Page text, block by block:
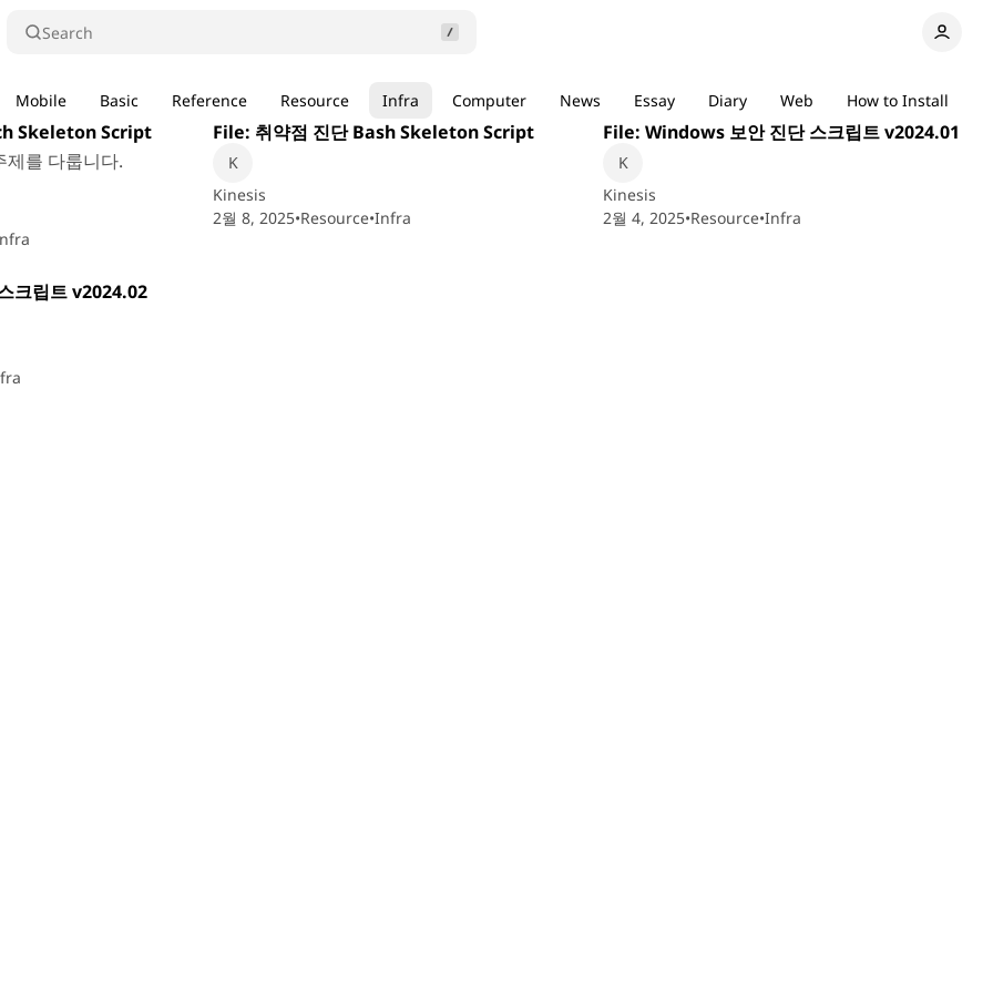
Search
Mobile Basic Reference Resource Infra Computer News Essay Diary Web How to Install
를 다룹니다.
Posts
6 min read
Skeleton Script
4 min read
File: 취약점 진단 Bash Skeleton Script
Kinesis
2월 8, 2025•Resource•Infra
2 min read
File: Windows 보안 진단 스크립트 v2024.01
Kinesis
2월 4, 2025•Resource•Infra
크립트 v2024.02